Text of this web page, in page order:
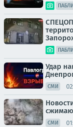
Удар
СМИ
СМИ